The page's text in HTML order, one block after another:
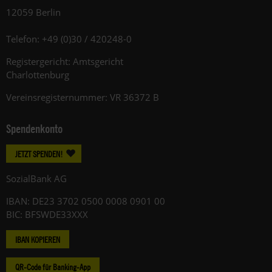
12059 Berlin
Telefon: +49 (0)30 / 420248-0
Registergericht: Amtsgericht
Charlottenburg
Vereinsregisternummer: VR 36372 B
Spendenkonto
JETZT SPENDEN!
SozialBank AG
IBAN: DE23 3702 0500 0008 0901 00
BIC: BFSWDE33XXX
IBAN KOPIEREN
QR-Code für Banking-App